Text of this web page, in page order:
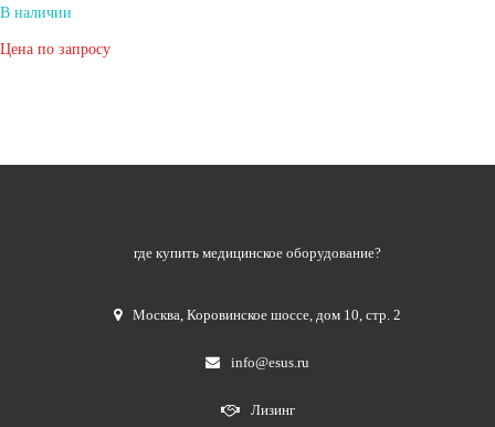
В наличии
Цена по запросу
где купить медицинское оборудование?
Москва,Коровинское шоссе, дом 10, стр. 2
info@esus.ru
Лизинг